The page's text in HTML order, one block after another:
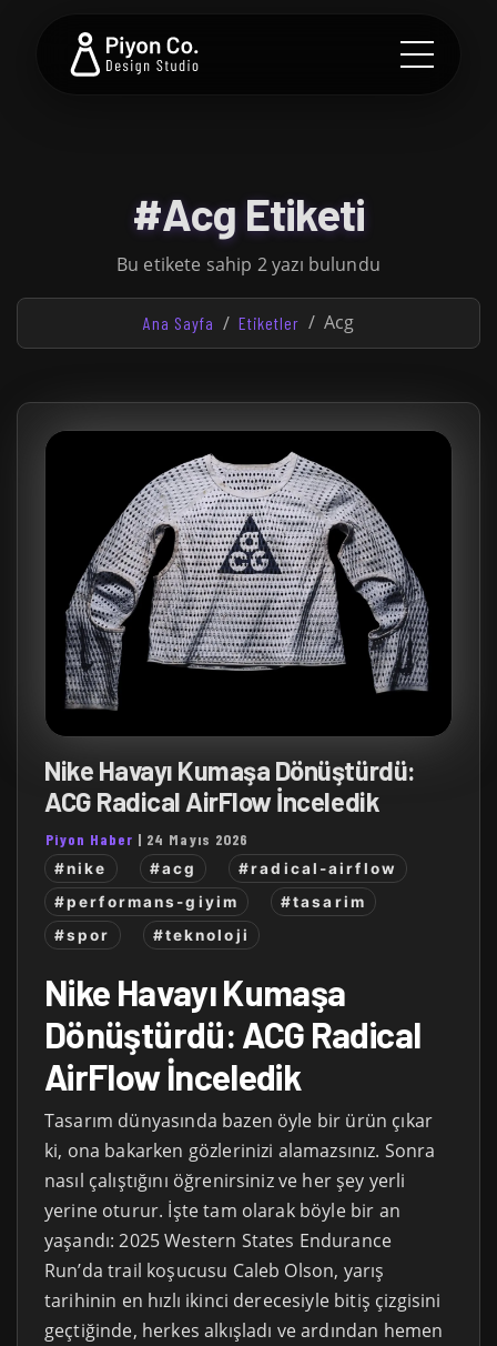
#Acg Etiketi
Bu etikete sahip 2 yazı bulundu
Ana Sayfa Etiketler Acg
Nike Havayı Kumaşa Dönüştürdü:
ACG Radical AirFlow İnceledik
Piyon Haber | 24 Mayıs 2026
#nike #acg
#radical-airflow
#performans-giyim
#tasarim
#spor
#teknoloji
Nike Havayı Kumaşa
Dönüştürdü: ACG Radical
AirFlow İnceledik
Tasarım dünyasında bazen öyle bir ürün çıkar
ki, ona bakarken gözlerinizi alamazsınız. Sonra
nasıl çalıştığını öğrenirsiniz ve her şey yerli
yerine oturur. İşte tam olarak böyle bir an
yaşandı: 2025 Western States Endurance
Run’da trail koşucusu Caleb Olson, yarış
tarihinin en hızlı ikinci derecesiyle bitiş çizgisini
geçtiğinde, herkes alkışladı ve ardından hemen